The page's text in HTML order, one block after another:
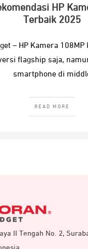
HP
Terbaik 2025
– HP Kamera
flagship saja,
smartphone di
READ MORE
II Tengah No. 2,